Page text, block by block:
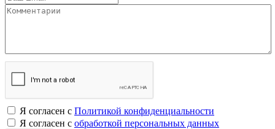
Я согласен с Политикой конфиденциальности
Я согласен с обработкой персональных данных